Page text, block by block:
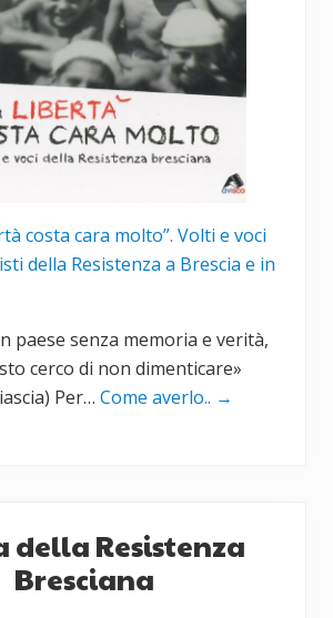
costa cara molto”. Volti e voci
della Resistenza a Brescia e in
paese senza memoria e verità,
cerco di non dimenticare»
Per… Come averlo.. →
della Resistenza
Bresciana